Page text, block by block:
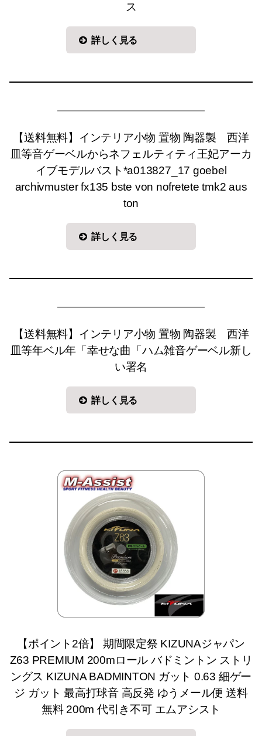
ス
詳しく見る
【送料無料】インテリア小物 置物 陶器製 西洋
皿等音ゲーベルからネフェルティティ王妃アーカ
イブモデルバスト*a013827_17 goebel
archivmuster fx135 bste von nofretete tmk2 aus
ton
詳しく見る
【送料無料】インテリア小物 置物 陶器製 西洋
皿等年ベル年「幸せな曲「ハム雑音ゲーベル新し
い署名
詳しく見る
【ポイント2倍】 期間限定祭 KIZUNAジャパン
Z63 PREMIUM 200mロール バドミントン ストリ
ングス KIZUNA BADMINTON ガット 0.63 細ゲー
ジ ガット 最高打球音 高反発 ゆうメール便 送料
無料 200m 代引き不可 エムアシスト